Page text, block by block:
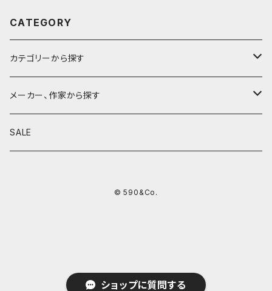
ショップに質問する
CATEGORY
カテゴリーから探す
鉛筆
鉛筆補助軸
メーカー、作家から探す
590&Co.
シャープペンシルIII
SALE
© 590&Co.